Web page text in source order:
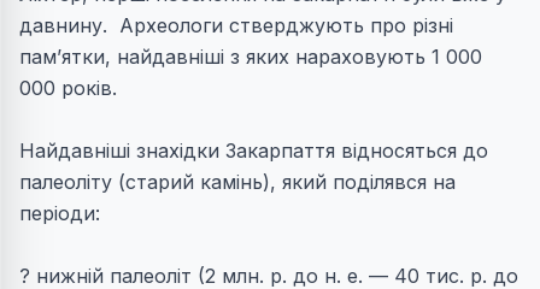
давнину. Археологи стверджують про різні
пам’ятки, найдавніші з яких нараховують 1 000
000 років.
Найдавніші знахідки Закарпаття відносяться до
палеоліту (старий камінь), який подiлявся на
перiоди:
? нижнiй палеолiт (2 млн. р. до н. е. — 40 тис. р. до